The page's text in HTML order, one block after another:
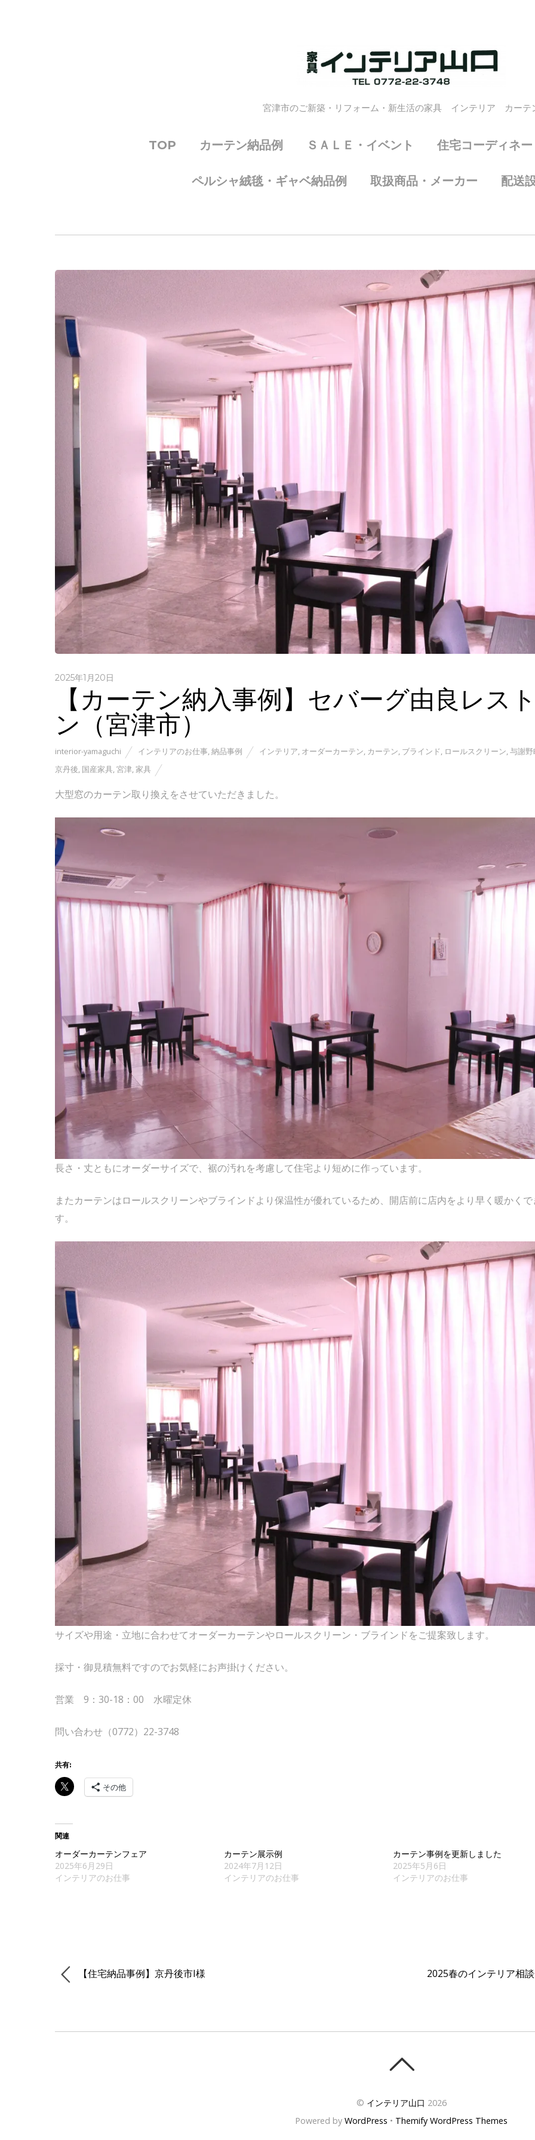
宮津市のご新築・リフォーム・新生活の家具 インテリア カーテ
TOP カーテン納品例 ＳＡＬＥ・イベント 住宅コーディネ
ペルシャ絨毯・ギャベ納品例 取扱商品・メーカー 配送
2025年1月20日
【カーテン納入事例】セバーグ由良レス
ン（宮津市）
interior-yamaguchi インテリアのお仕事,納品事例 インテリア, オーダーカーテン, カーテン, ブラインド, ロールスクリーン,与謝野
京丹後, 国産家具,宮津,家具
大型窓のカーテン取り換えをさせていただきました。
長さ・丈ともにオーダーサイズで、裾の汚れを考慮して住宅より短めに作っています。
またカーテンはロールスクリーンやブラインドより保温性が優れているため、開店前に店内をより早く暖かく
す。
サイズや用途・立地に合わせてオーダーカーテンやロールスクリーン・ブラインドをご提案致します。
採寸・御見積無料ですのでお気軽にお声掛けください。
営業 9：30-18：00 水曜定休
問い合わせ（0772）22-3748
共有:
その他
関連
オーダーカーテンフェア
2025年6月29日
インテリアのお仕事
カーテン展示例
2024年7月12日
インテリアのお仕事
カーテン事例を更新しました
2025年5月6日
インテリアのお仕事
【住宅納品事例】京丹後市I様 2025春のインテリア相
© インテリア山口 2026
Powered by WordPress • Themify WordPress Themes